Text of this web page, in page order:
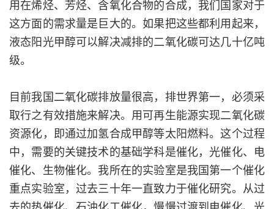
用在烯烃、芳烃、含氧化合物的合成，我们国家对于
这方面的需求量是巨大的。如果把这些都利用起来，
液态阳光甲醇可以解决减排的二氧化碳可达几十亿吨
级。
目前我国二氧化碳排放量很高，排世界第一，必须采
取行之有效措施来解决。用可再生能源实现二氧化碳
资源化，即通过加氢合成甲醇等太阳燃料。这个过程
中，需要的关键技术的基础学科是催化，光催化、电
催化、生物催化。我所在的实验室是我国第一个催化
重点实验室，过去三十年一直致力于催化研究。从过